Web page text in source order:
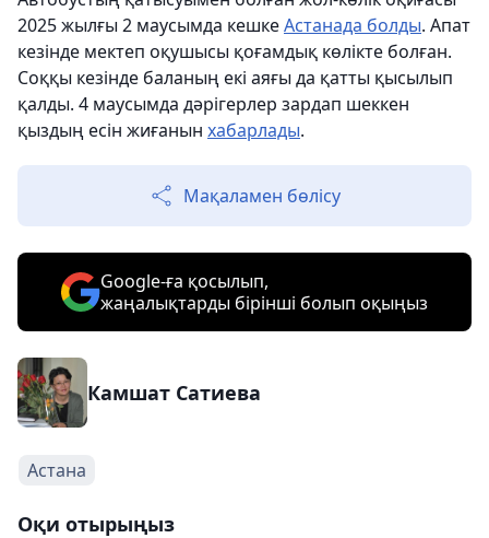
2025 жылғы 2 маусымда кешкеАстанада болды. Апат
кезінде мектеп оқушысы қоғамдық көлікте болған.
Соққы кезінде баланың екі аяғы да қатты қысылып
қалды. 4 маусымда дәрігерлер зардап шеккен
қыздың есін жиғанын хабарлады.
Мақаламен бөлісу
Google-ға қосылып,
жаңалықтарды бірінші болып оқыңыз
Камшат Сатиева
Астана
Оқи отырыңыз